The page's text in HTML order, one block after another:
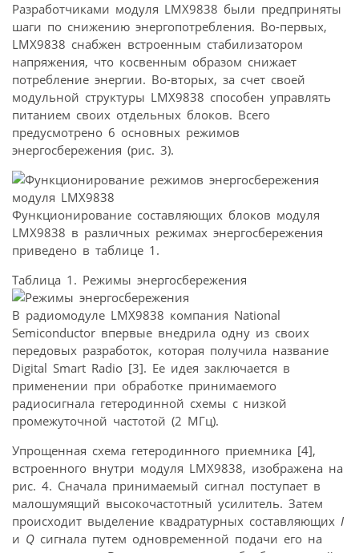
Разработчиками модуля LMX9838 были предприняты
шаги по снижению энергопотребления. Во-первых,
LMX9838 снабжен встроенным стабилизатором
напряжения, что косвенным образом снижает
потребление энергии. Во-вторых, за счет своей
модульной структуры LMX9838 способен управлять
питанием своих отдельных блоков. Всего
предусмотрено 6 основных режимов
энергосбережения (рис. 3).
Функционирование составляющих блоков модуля
LMX9838 в различных режимах энергосбережения
приведено в таблице 1.
Таблица 1. Режимы энергосбережения
В радиомодуле LMX9838 компания National
Semiconductor впервые внедрила одну из своих
передовых разработок, которая получила название
Digital Smart Radio [3]. Ее идея заключается в
применении при обработке принимаемого
радиосигнала гетеродинной схемы с низкой
промежуточной частотой (2 МГц).
Упрощенная схема гетеродинного приемника [4],
встроенного внутри модуля LMX9838, изображена на
рис. 4. Сначала принимаемый сигнал поступает в
малошумящий высокочастотный усилитель. Затем
происходит выделение квадратурных составляющих I
и Q сигнала путем одновременной подачи его на